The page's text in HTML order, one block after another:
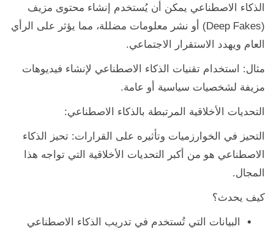
الذكاء الاصطناعي يمكن أن يُستخدم إنشاء محتوى مزيف
(Deep Fakes) أو نشر معلومات مضللة، مما يؤثر على الرأي
العام ويهدد الاستقرار الاجتماعي.
مثال: استخدام تقنيات الذكاء الاصطناعي لإنشاء فيديوهات
مزيفة لشخصيات سياسية أو عامة.
التحديات الأخلاقية المرتبطة بالذكاء الاصطناعي:
التحيز في الخوارزميات وتأثيره على القرارات: تحيز الذكاء
الاصطناعي هو من أكبر التحديات الأخلاقية التي تواجه هذا
المجال.
كيف يحدث؟
البيانات التي تُستخدم في تدريب الذكاء الاصطناعي